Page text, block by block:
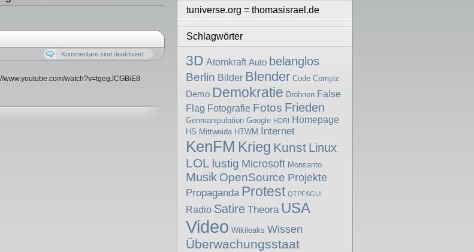
Kommentare sind deaktiviert
watch?v=tgegJCGBiE8
tuniverse.org = thomasisrael.de
Schlagwörter
3D Atomkraft Auto belanglos
Berlin Bilder Blender Code Compiz
Demo Demokratie Drohnen False
Flag Fotografie Fotos Frieden
Genmanipulation Google HDRI Homepage
HS Mittweida HTWM Internet
KenFM Krieg Kunst Linux
LOL lustig Microsoft Monsanto
Musik OpenSource Projekte
Propaganda Protest QTPFSGUI
Radio Satire Theora USA
Video Wikileaks Wissen
Überwachungsstaat